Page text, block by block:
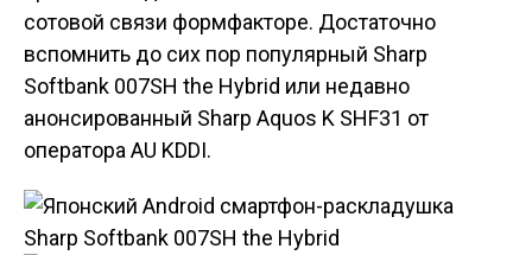
сотовой связи формфакторе. Достаточно
вспомнить до сих пор популярный Sharp
Softbank 007SH the Hybrid или недавно
анонсированный Sharp Aquos K SHF31 от
оператора AU KDDI.